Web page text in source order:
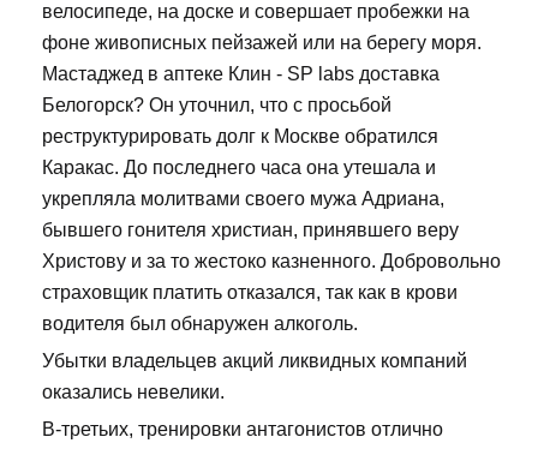
велосипеде, на доске и совершает пробежки на
фоне живописных пейзажей или на берегу моря.
Мастаджед в аптеке Клин - SP labs доставка
Белогорск? Он уточнил, что с просьбой
реструктурировать долг к Москве обратился
Каракас. До последнего часа она утешала и
укрепляла молитвами своего мужа Адриана,
бывшего гонителя христиан, принявшего веру
Христову и за то жестоко казненного. Добровольно
страховщик платить отказался, так как в крови
водителя был обнаружен алкоголь.
Убытки владельцев акций ликвидных компаний
оказались невелики.
В-третьих, тренировки антагонистов отлично